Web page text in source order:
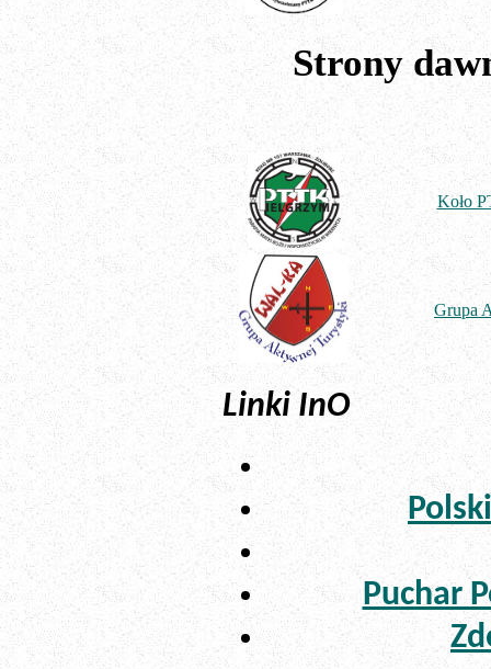
Strony
Koło
Grupa
Linki InO
Puchar